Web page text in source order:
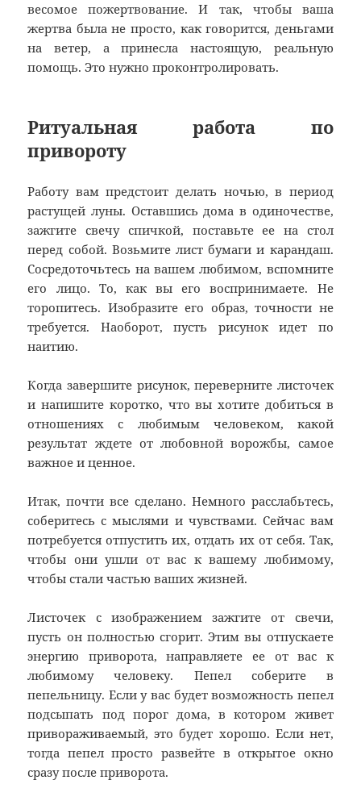
весомое пожертвование. И так, чтобы ваша
жертва была не просто, как говорится, деньгами
на ветер, а принесла настоящую, реальную
помощь. Это нужно проконтролировать.
Ритуальная работа по
привороту
Работу вам предстоит делать ночью, в период
растущей луны. Оставшись дома в одиночестве,
зажгите свечу спичкой, поставьте ее на стол
перед собой. Возьмите лист бумаги и карандаш.
Сосредоточьтесь на вашем любимом, вспомните
его лицо. То, как вы его воспринимаете. Не
торопитесь. Изобразите его образ, точности не
требуется. Наоборот, пусть рисунок идет по
наитию.
Когда завершите рисунок, переверните листочек
и напишите коротко, что вы хотите добиться в
отношениях с любимым человеком, какой
результат ждете от любовной ворожбы, самое
важное и ценное.
Итак, почти все сделано. Немного расслабьтесь,
соберитесь с мыслями и чувствами. Сейчас вам
потребуется отпустить их, отдать их от себя. Так,
чтобы они ушли от вас к вашему любимому,
чтобы стали частью ваших жизней.
Листочек с изображением зажгите от свечи,
пусть он полностью сгорит. Этим вы отпускаете
энергию приворота, направляете ее от вас к
любимому человеку. Пепел соберите в
пепельницу. Если у вас будет возможность пепел
подсыпать под порог дома, в котором живет
привораживаемый, это будет хорошо. Если нет,
тогда пепел просто развейте в открытое окно
сразу после приворота.